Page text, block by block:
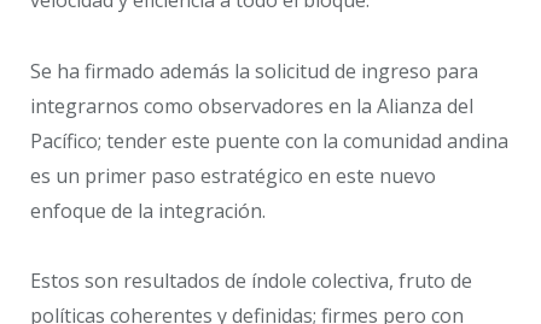
Se ha firmado además la solicitud de ingreso para
integrarnos como observadores en la Alianza del
Pacífico; tender este puente con la comunidad andina
es un primer paso estratégico en este nuevo
enfoque de la integración.
Estos son resultados de índole colectiva, fruto de
políticas coherentes y definidas; firmes pero con